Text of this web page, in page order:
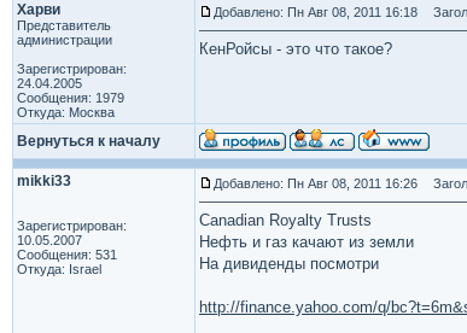
Харви
Представитель
администрации
Зарегистрирован:
24.04.2005
Сообщения: 1979
Откуда: Москва
Добавлено: Пн Авг 08, 2011 16:18
КенРойсы - это что такое?
Вернуться к началу
mikki33
Зарегистрирован:
10.05.2007
Сообщения: 531
Откуда: Israel
Добавлено: Пн Авг 08, 2011 16:26
Canadian Royalty Trusts
Нефть и газ качают из земли
На дивиденды посмотри
http://finance.yahoo.com/q/